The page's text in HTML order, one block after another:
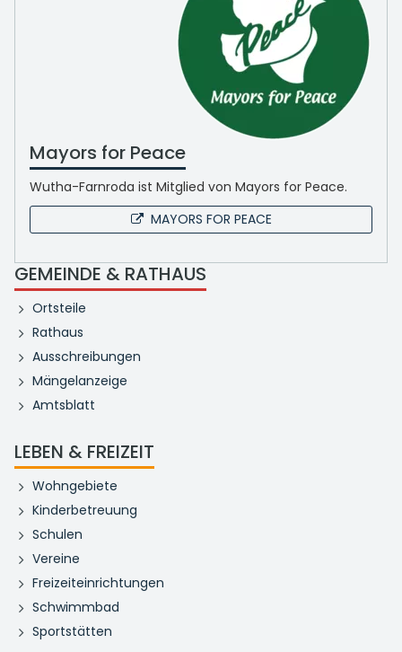
Mayors for Peace
Wutha-Farnroda ist Mitglied von Mayors for Peace.
MAYORS FOR PEACE
GEMEINDE & RATHAUS
Ortsteile
Rathaus
Ausschreibungen
Mängelanzeige
Amtsblatt
LEBEN & FREIZEIT
Wohngebiete
Kinderbetreuung
Schulen
Vereine
Freizeiteinrichtungen
Schwimmbad
Sportstätten